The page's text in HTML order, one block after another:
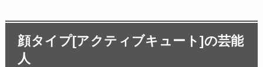
顔タイプ[アクティブキュート]の芸能
人